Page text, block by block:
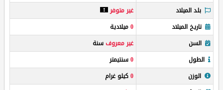
بلد الميلاد
غير متوفر
تاريخ الميلاد
0ميلادية
السن
غير معروف سنة
الطول
0سنتيمتر
الوزن
0كيلو غرام